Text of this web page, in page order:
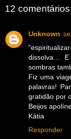
12
Unknown
dissolva...
sombras
Fiz uma
palavras!
gratidão por
Beijos
Kátia
Responder